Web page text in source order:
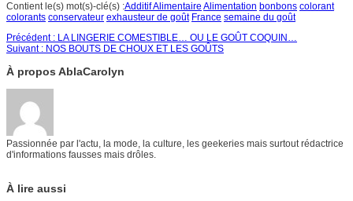
Contient le(s) mot(s)-clé(s) :Additif Alimentaire Alimentation bonbons colorant
colorants conservateur exhausteur de goût France semaine du goût
Précédent : LA LINGERIE COMESTIBLE… OU LE GOÛT COQUIN…
Suivant : NOS BOUTS DE CHOUX ET LES GOÛTS
À propos AblaCarolyn
Passionnée par l'actu, la mode, la culture, les geekeries mais surtout rédactrice
d'informations fausses mais drôles.
À lire aussi